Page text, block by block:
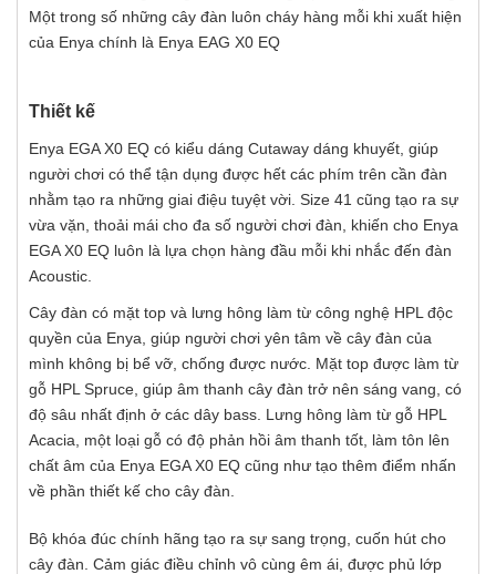
Một trong số những cây đàn luôn cháy hàng mỗi khi xuất hiện
của Enya chính là Enya EAG X0 EQ
Thiết kế
Enya EGA X0 EQ có kiểu dáng Cutaway dáng khuyết, giúp
người chơi có thể tận dụng được hết các phím trên cần đàn
nhằm tạo ra những giai điệu tuyệt vời. Size 41 cũng tạo ra sự
vừa vặn, thoải mái cho đa số người chơi đàn, khiến cho Enya
EGA X0 EQ luôn là lựa chọn hàng đầu mỗi khi nhắc đến đàn
Acoustic.
Cây đàn có mặt top và lưng hông làm từ công nghệ HPL độc
quyền của Enya, giúp người chơi yên tâm về cây đàn của
mình không bị bể vỡ, chống được nước. Mặt top được làm từ
gỗ HPL Spruce, giúp âm thanh cây đàn trở nên sáng vang, có
độ sâu nhất định ở các dây bass. Lưng hông làm từ gỗ HPL
Acacia, một loại gỗ có độ phản hồi âm thanh tốt, làm tôn lên
chất âm của Enya EGA X0 EQ cũng như tạo thêm điểm nhấn
về phần thiết kế cho cây đàn.
Bộ khóa đúc chính hãng tạo ra sự sang trọng, cuốn hút cho
cây đàn. Cảm giác điều chỉnh vô cùng êm ái, được phủ lớp